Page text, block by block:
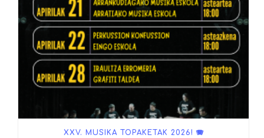
XXV. MUSIKA TOPAKETAK 2026! 🪗